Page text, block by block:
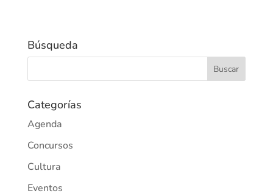
Búsqueda
Categorías
Agenda
Concursos
Cultura
Eventos